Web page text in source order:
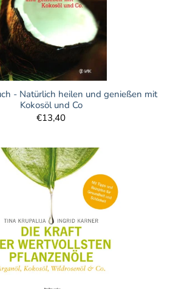
- Natürlich heilen und genießen mit
Kokosöl und Co
€13,40